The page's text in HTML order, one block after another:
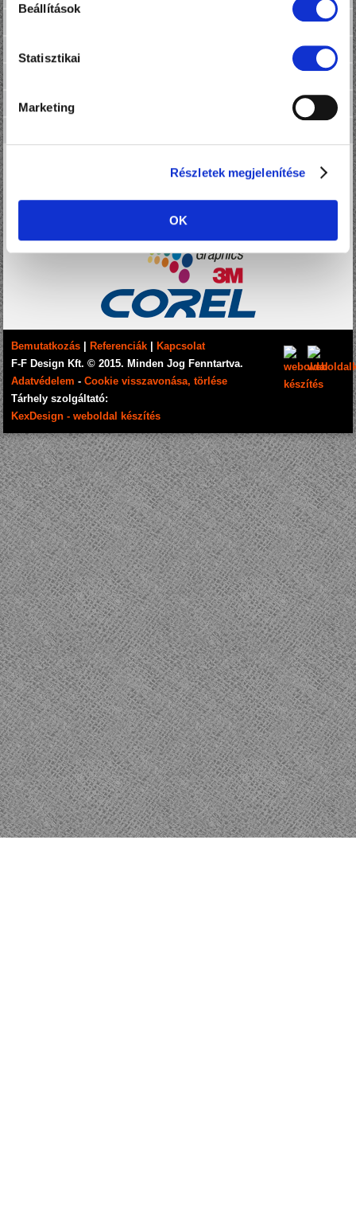
Beállítások
Statisztikai
Marketing
Részletek megjelenítése
OK
TÁBLÁK, MOLINÓK
Bemutatkozás Referenciák
Kapcsolat
F-F Design Kft. © 2015. Minden Jog Fenntartva.
Adatvédelem -Cookie visszavonása, törlése
Tárhely szolgáltató:
KexDesign - weboldal készítés